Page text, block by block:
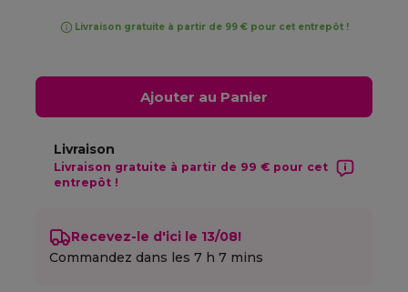
Livraison gratuite à partir de 99 € pour cet entrepôt !
Ajouter au Panier
Livraison
Livraison gratuite à partir de 99 € pour cet
entrepôt !
Recevez-le d'ici le 13/08!
Commandez dans les7 h 7 mins